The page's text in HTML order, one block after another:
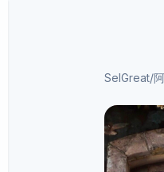
SelGreat/